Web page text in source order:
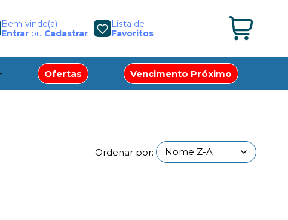
Bem-vindo(a)
Entrarou Cadastrar
Lista de
Favoritos
Ofertas Vencimento Próximo
Ordenar por: